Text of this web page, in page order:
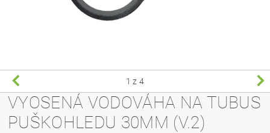
1 z 4
VYOSENÁ VODOVÁHA NA TUBUS
PUŠKOHLEDU 30MM (V.2)